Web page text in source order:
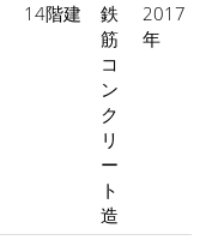
14階建
鉄
筋
コ
ン
ク
リ
ー
ト
造
2017
年